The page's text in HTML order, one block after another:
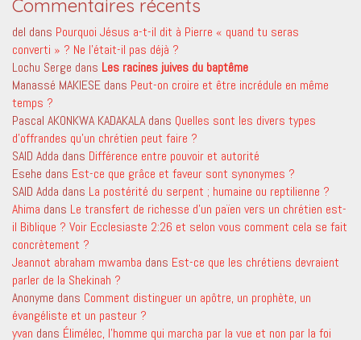
Commentaires récents
del dans Pourquoi Jésus a-t-il dit à Pierre « quand tu seras
converti » ? Ne l’était-il pas déjà ?
Lochu Serge dans Les racines juives du baptême
Manassé MAKIESE dans Peut-on croire et être incrédule en même
temps ?
Pascal AKONKWA KADAKALA dans Quelles sont les divers types
d’offrandes qu’un chrétien peut faire ?
SAID Adda dans Différence entre pouvoir et autorité
Esehe dans Est-ce que grâce et faveur sont synonymes ?
SAID Adda dans La postérité du serpent ; humaine ou reptilienne ?
Ahima dans Le transfert de richesse d’un païen vers un chrétien est-
il Biblique ? Voir Ecclesiaste 2:26 et selon vous comment cela se fait
concrètement ?
Jeannot abraham mwamba dans Est-ce que les chrétiens devraient
parler de la Shekinah ?
Anonyme dans Comment distinguer un apôtre, un prophète, un
évangéliste et un pasteur ?
yvan dans Élimélec, l’homme qui marcha par la vue et non par la foi